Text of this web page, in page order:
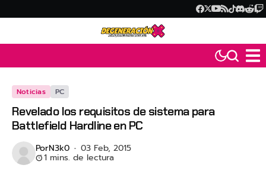
Noticias PC
Revelado los requisitos de sistema para
Battlefield Hardline en PC
PorN3k0 03 Feb, 2015
1 mins. de lectura